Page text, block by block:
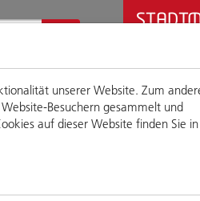
unserer Website. Zum
Besuchern gesammelt und
auf dieser Website finden Sie